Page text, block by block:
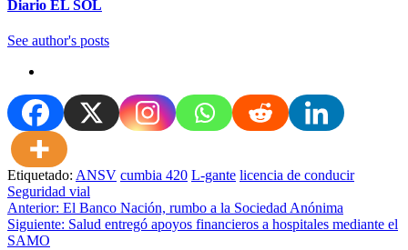
Diario EL SOL
See author's posts
Etiquetado: ANSV cumbia 420 L-gante licencia de conducir
Seguridad vial
Navegación
de
Anterior: El Banco Nación, rumbo a la Sociedad Anónima
Siguiente: Salud entregó apoyos financieros a hospitales mediante el
SAMO